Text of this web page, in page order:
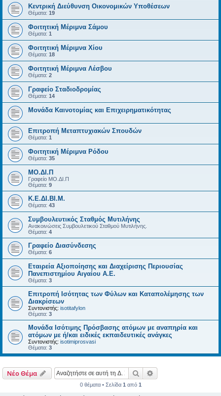
Κεντρική Διεύθυνση Οικονομικών Υποθέσεων
Θέματα: 19
Φοιτητική Μέριμνα Σάμου
Θέματα: 1
Φοιτητική Μέριμνα Χίου
Θέματα: 18
Φοιτητική Μέριμνα Λέσβου
Θέματα: 2
Γραφείο Σταδιοδρομίας
Θέματα: 14
Μονάδα Καινοτομίας και Επιχειρηματικότητας
Επιτροπή Μεταπτυχιακών Σπουδών
Θέματα: 1
Φοιτητική Μέριμνα Ρόδου
Θέματα: 35
ΜΟ.ΔΙ.Π
Γραφείο ΜΟ.ΔΙ.Π
Θέματα: 9
Κ.Ε.ΔΙ.ΒΙ.Μ.
Θέματα: 43
Συμβουλευτικός Σταθμός Μυτιλήνης
Ανακοινώσεις Συμβουλετικού Σταθμού Μυτιλήνης.
Θέματα: 4
Γραφείο Διασύνδεσης
Θέματα: 6
Εταιρεία Αξιοποίησης και Διαχείρισης Περιουσίας
Πανεπιστημίου Αιγαίου Α.Ε.
Θέματα: 3
Επιτροπή Ισότητας των Φύλων και Καταπολέμησης των
Διακρίσεων
Συντονιστής: isotitafylon
Θέματα: 3
Μονάδα Ισότιμης Πρόσβασης ατόμων με αναπηρία και
ατόμων με ή/και ειδικές εκπαιδευτικές ανάγκες
Συντονιστής: isotimiprosvasi
Θέματα: 3
Νέο Θέμα Αναζήτηση
0 θέματα • Σελίδα 1 από 1